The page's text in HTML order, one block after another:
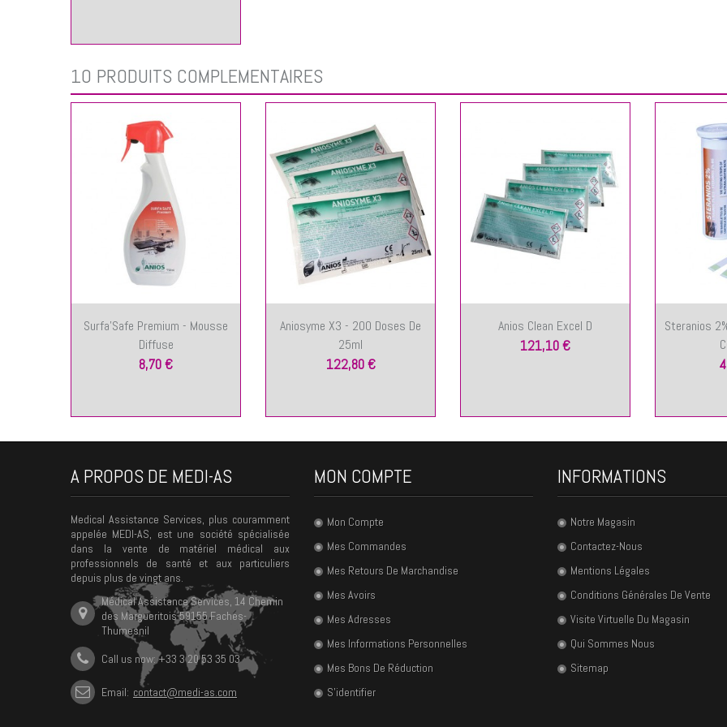
10 PRODUITS COMPLÉMENTAIRES
Surfa'Safe Premium - Mousse
Diffuse
8,70 €
Aniosyme X3 - 200 Doses De
25ml
122,80 €
Anios Clean Excel D
121,10 €
Steranios
A PROPOS DE MEDI-AS
Medical Assistance Services, plus couramment
appelée MEDI-AS, est une société spécialisée
dans la vente de matériel médical aux
professionnels de santé et aux particuliers
depuis plus de vingt ans.
Médical Assistance Services, 14 Chemin
des Margueritois 59155 Faches-
Thumesnil
Call us now: +33 3 20 53 35 03
Email: contact@medi-as.com
MON COMPTE
Mon Compte
Mes Commandes
Mes Retours De Marchandise
Mes Avoirs
Mes Adresses
Mes Informations Personnelles
Mes Bons De Réduction
S'identifier
INFORMATIONS
Notre Magasin
Contactez-Nous
Mentions Légales
Conditions Générales De Vente
Visite Virtuelle Du Magasin
Qui Sommes Nous
Sitemap